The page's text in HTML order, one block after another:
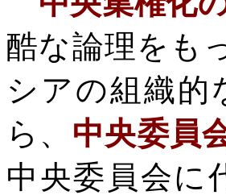
酷な論理をも
シアの組織的
ら、 中央委員
中央委員会に